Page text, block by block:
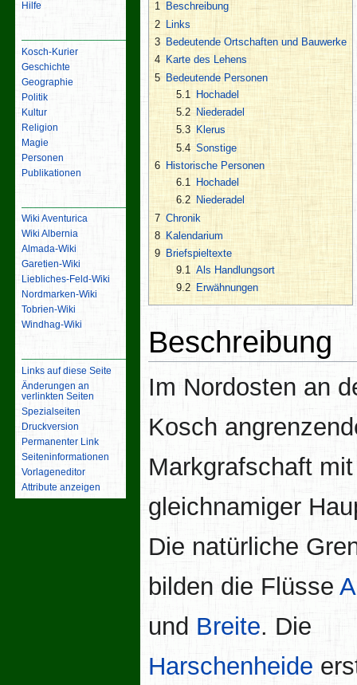
1 Beschreibung
2 Links
3 Bedeutende Ortschaften und Bauwerke
4 Karte des Lehens
5 Bedeutende Personen
5.1
Hochadel
5.2
Niederadel
5.3
Klerus
5.4 Sonstige
6 Historische Personen
6.1
Hochadel
6.2
Niederadel
7 Chronik
8 Kalendarium
9 Briefspieltexte
9.1 Als Handlungsort
9.2
Erwähnungen
Beschreibung
Im Nordosten an
Kosch
Markgrafschaft mit
gleichnamiger
Die natürliche
bilden die Flüsse
und Breite. Die
Harschenheide
Hilfe
Kosch-Kurier
Geschichte
Geographie
Politik
Kultur
Religion
Magie
Personen
Publikationen
Wiki Aventurica
Wiki Albernia
Almada-Wiki
Garetien-Wiki
Liebliches-Feld-Wiki
Nordmarken-Wiki
Tobrien-Wiki
Windhag-Wiki
Links auf diese Seite
Änderungen an
verlinkten Seiten
Spezialseiten
Druckversion
Permanenter Link
Seiten­­informationen
Vorlageneditor
Attribute anzeigen